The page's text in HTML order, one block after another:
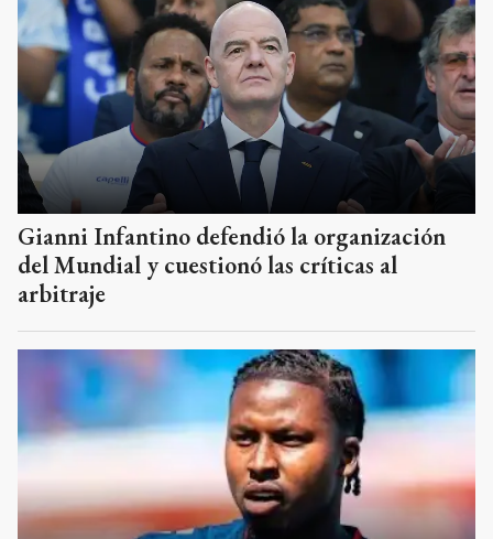
Gianni Infantino defendió la organización
del Mundial y cuestionó las críticas al
arbitraje